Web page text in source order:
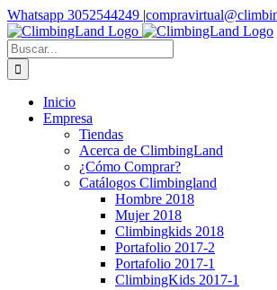
Saltar
al
contenido
Facebook
Instagram
YouTube
WhatsApp
Whatsapp 3052544249 |
Buscar:
Inicio
Empresa
Tiendas
Acerca de ClimbingLand
¿Cómo Comprar?
Catálogos Climbingland
Hombre 2018
Mujer 2018
Climbingkids 2018
Portafolio 2017-2
Portafolio 2017-1
ClimbingKids 2017-1